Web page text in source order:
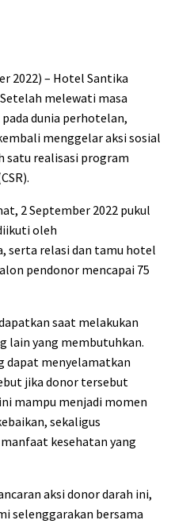
2022) – Hotel Santika
melewati masa
dunia perhotelan,
menggelar aksi sosial
satu realisasi program
2 September 2022 pukul
oleh
serta relasi dan tamu hotel
pendonor mencapai 75
saat melakukan
lain yang membutuhkan.
dapat menyelamatkan
jika donor tersebut
mampu menjadi momen
sekaligus
kesehatan yang
aksi donor darah ini,
selenggarakan bersama